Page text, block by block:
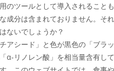
ツールとして導入されることも
成分は含まれておりません。そ
ないでしょうか？
アシード」と色が黒色の「ブラ
リノレン酸」を相当量含有して